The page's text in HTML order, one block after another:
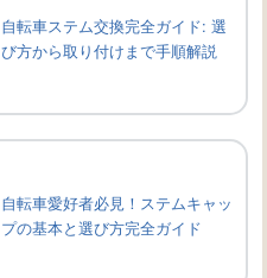
自転車ステム交換完全ガイド: 選
び方から取り付けまで手順解説
自転車愛好者必見！ステムキャッ
プの基本と選び方完全ガイド